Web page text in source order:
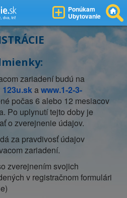
Ponúkam
Ubytovanie
zariadení budú na
123u.skawww.1-2-3-
počas 6 alebo 12 mesiacov
Po uplynutí tejto doby je
o zverejnenie údajov.
za pravdivosť údajov
zariadení.
zverejnením svojich
v registračnom formulári